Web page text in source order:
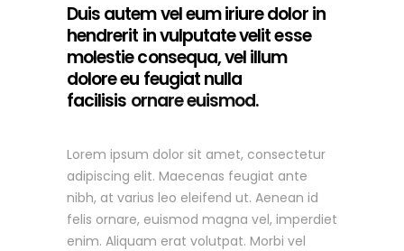
Duis autem vel eum iriure dolor in
hendrerit in vulputate velit esse
molestie consequa, vel illum
dolore eu feugiat nulla
facilisis ornare euismod.
Lorem ipsum dolor sit amet, consectetur
adipiscing elit. Maecenas feugiat ante
nibh, at varius leo eleifend ut. Aenean id
felis ornare, euismod magna vel, imperdiet
enim. Aliquam erat volutpat. Morbi vel